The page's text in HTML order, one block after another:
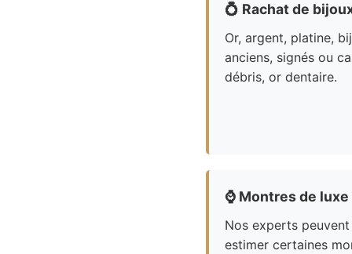
💍 Rachat de
Or, argent, platine,
anciens, signés ou
débris, or dentaire.
⌚ Montres de luxe
Nos experts peuvent
estimer certaines